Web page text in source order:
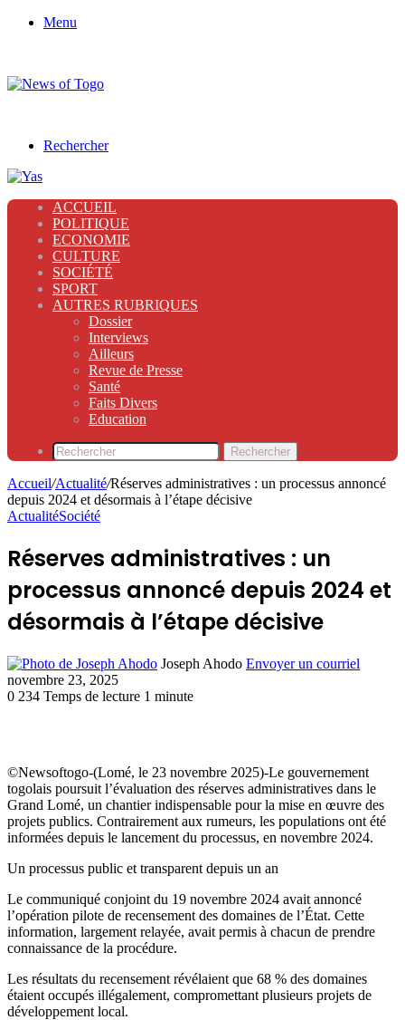
Menu
Rechercher
ACCUEIL
POLITIQUE
ECONOMIE
CULTURE
SOCIÉTÉ
SPORT
AUTRES RUBRIQUES
Dossier
Interviews
Ailleurs
Revue de Presse
Santé
Faits Divers
Education
Rechercher
Accueil/Actualité/Réserves administratives : un processus annoncé
depuis 2024 et désormais à l’étape décisive
ActualitéSociété
Réserves administratives : un
processus annoncé depuis 2024 et
désormais à l’étape décisive
Joseph Ahodo Envoyer un courriel
novembre 23, 2025
0 234 Temps de lecture 1 minute
©Newsoftogo-(Lomé, le 23 novembre 2025)-Le gouvernement
togolais poursuit l’évaluation des réserves administratives dans le
Grand Lomé, un chantier indispensable pour la mise en œuvre des
projets publics. Contrairement aux rumeurs, les populations ont été
informées depuis le lancement du processus, en novembre 2024.
Un processus public et transparent depuis un an
Le communiqué conjoint du 19 novembre 2024 avait annoncé
l’opération pilote de recensement des domaines de l’État. Cette
information, largement relayée, avait permis à chacun de prendre
connaissance de la procédure.
Les résultats du recensement révélaient que 68 % des domaines
étaient occupés illégalement, compromettant plusieurs projets de
développement local.